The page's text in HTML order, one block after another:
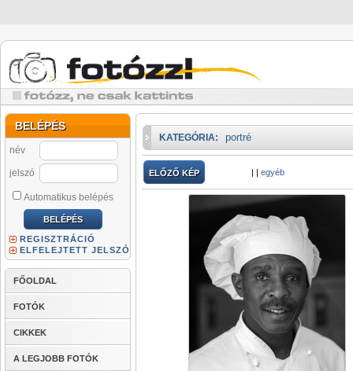
BELÉPÉS
név
jelszó
Automatikus belépés
REGISZTRÁCIÓ
ELFELEJTETT JELSZÓ
FŐOLDAL
FOTÓK
CIKKEK
A LEGJOBB FOTÓK
KATEGÓRIA: portré
ELŐZŐ KÉP | | egyéb